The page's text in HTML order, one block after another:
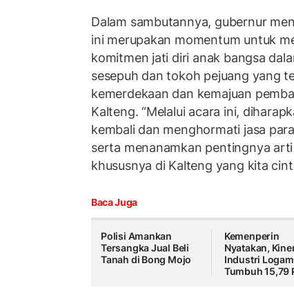
Dalam sambutannya, gubernur
ini merupakan momentum untuk
komitmen jati diri anak bangsa
sesepuh dan tokoh pejuang yang
kemerdekaan dan kemajuan
Kalteng. “Melalui acara ini,
kembali dan menghormati jasa
serta menanamkan pentingnya
khususnya di Kalteng yang kita
Baca Juga
Polisi Amankan
Tersangka Jual Beli
Tanah di Bong Mojo
Kemenperin
Nyatakan,
Industri
Tumbuh 15,79